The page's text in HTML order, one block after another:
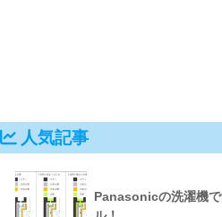
人気記事
Panasonicの洗濯機